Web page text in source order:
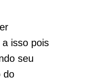
isso pois
seu
do